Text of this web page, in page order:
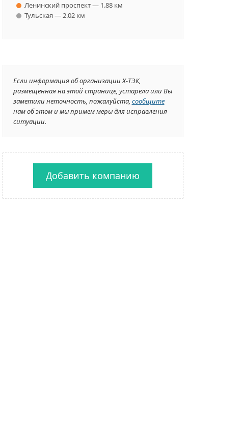
Ленинский проспект — 1.88 км
Тульская — 2.02 км
Если информация об организации X-ТЭК,
размещенная на этой странице, устарела или Вы
заметили неточность, пожалуйста, сообщите
нам об этом и мы примем меры для исправления
ситуации.
Добавить компанию